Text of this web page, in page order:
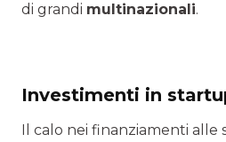
di grandi multinazionali.
Investimenti in
Il calo nei finanziamenti alle